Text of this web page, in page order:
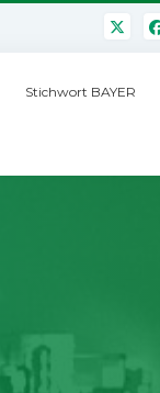
Stichwort BAYER